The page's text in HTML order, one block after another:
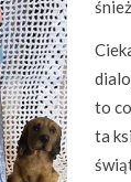
to
ta